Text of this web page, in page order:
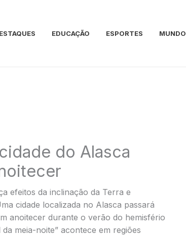
EDUCAÇÃO ESPORTES MUNDO
do Alasca
efeitos da inclinação da Terra e
cidade localizada no Alasca passará
anoitecer durante o verão do hemisfério
meia-noite” acontece em regiões